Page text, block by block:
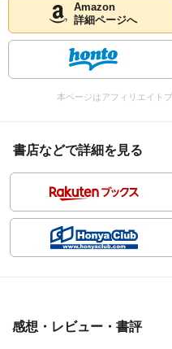
Amazon
詳細ページへ
本ページはアフィリエイト
書店などで詳細を見る
感想・レビュー・書評